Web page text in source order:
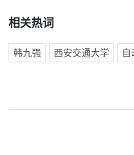
相关热词
韩九强 西安交通大学 自